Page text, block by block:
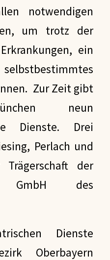
notwendigen
um trotz der
ein
Zur Zeit gibt
neun
Dienste. Drei
Perlach und
der
GmbH des
Dienste
Oberbayern